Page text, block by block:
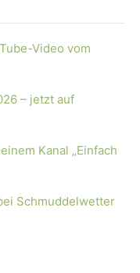
Video vom
– jetzt auf
Kanal „Einfach
Schmuddelwetter